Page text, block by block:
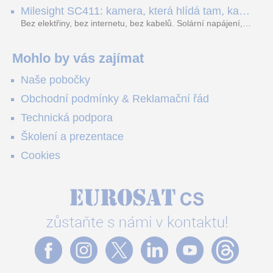
YouTube – bez běžícího počítače.
které vám zjednoduší práci – a jedna z nich vám ušetří
spoustu zbytečných výjezdů k zákazníkům.
Milesight SC411: kamera, která hlídá tam, kam
kabel nedosáhne
Bez elektřiny, bez internetu, bez kabelů. Solární napájení,
váš telefon. Podívejte se na video.
Mohlo by vás zajímat
Naše pobočky
Obchodní podmínky & Reklamační řád
Technická podpora
Školení a prezentace
Cookies